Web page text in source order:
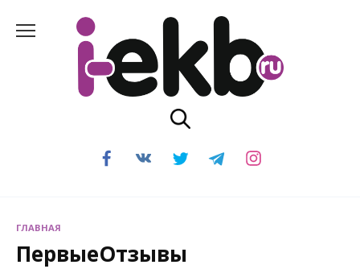
содержанию
ГЛАВНАЯ
ПервыеОтзывы